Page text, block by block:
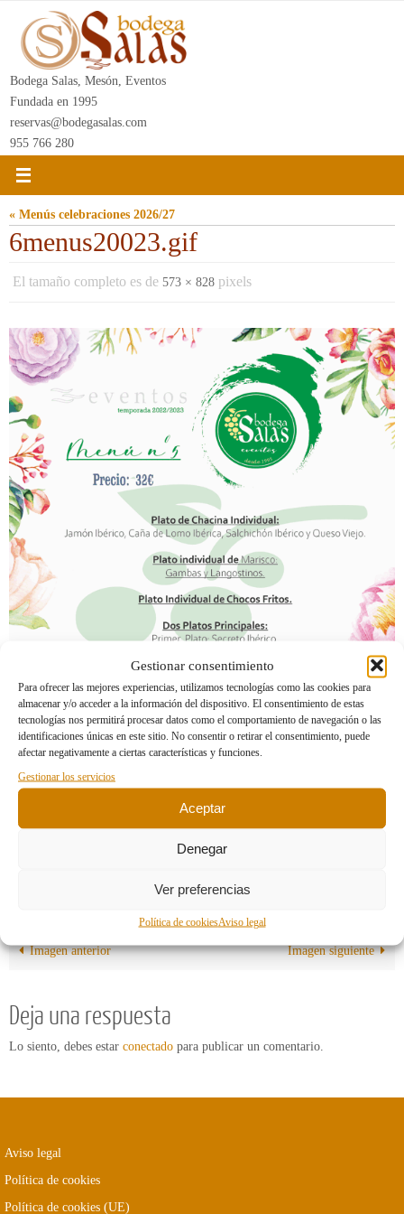
Gestionar consentimiento
Para ofrecer las mejores experiencias, utilizamos tecnologías como las cookies para
almacenar y/o acceder a la información del dispositivo. El consentimiento de estas
tecnologías nos permitirá procesar datos como el comportamiento de navegación o las
identificaciones únicas en este sitio. No consentir o retirar el consentimiento, puede
afectar negativamente a ciertas características y funciones.
Gestionar los servicios
Aceptar
Denegar
Ver preferencias
Política de cookiesAviso legal
contenido
Bodega Salas, Mesón, Eventos
Fundada en 1995
reservas@bodegasalas.com
955 766 280
« Menús celebraciones 2026/27
6menus20023.gif
El tamaño completo es de 573 × 828 pixels
Imagen anterior Imagen siguiente
Deja una respuesta
Lo siento, debes estar conectado para publicar un comentario.
Aviso legal
Política de cookies
Política de cookies (UE)